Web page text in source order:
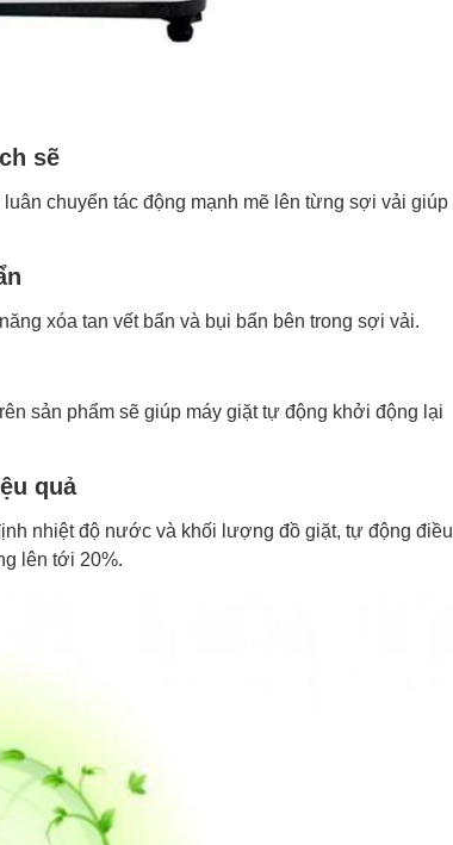
sẽ
chuyển tác động mạnh mẽ lên từng sợi vải giúp
xóa tan vết bẩn và bụi bẩn bên trong sợi vải.
sản phẩm sẽ giúp máy giặt tự động khởi động lại
quả
nhiệt độ nước và khối lượng đồ giặt, tự động điều
lên tới 20%.